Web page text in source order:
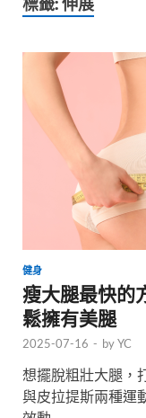
標籤:伸展
健身
瘦大腿最快的
鬆擁有美腿
2025-07-16 - byYC
想擺脫粗壯大腿，
與皮拉提斯兩種運